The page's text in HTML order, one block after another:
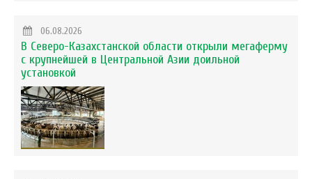
06.08.2026
В Северо-Казахстанской области открыли мегаферму
с крупнейшей в Центральной Азии доильной
установкой